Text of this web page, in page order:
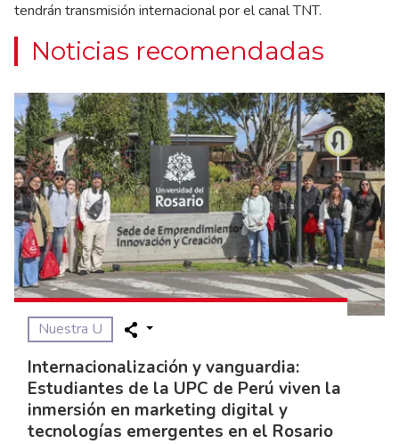
tendrán transmisión internacional por el canal TNT.
Noticias recomendadas
Nuestra U
Internacionalización y vanguardia:
Estudiantes de la UPC de Perú viven la
inmersión en marketing digital y
tecnologías emergentes en el Rosario